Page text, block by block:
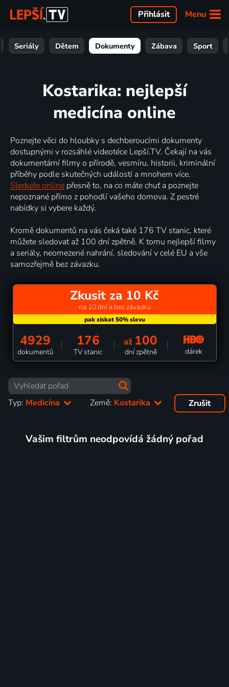
Menu
Přihlásit
Seriály Dětem Dokumenty Zábava Sport
Kostarika: nejlepší
medicína online
Poznejte věci do hloubky s dechberoucími dokumenty
dostupnými v rozsáhlé videotéce Lepší.TV. Čekají na vás
dokumentární filmy o přírodě, vesmíru, historii, kriminální
příběhy podle skutečných událostí a mnohem více.
Sledujte online přesně to, na co máte chuť a poznejte
nepoznané přímo z pohodlí vašeho domova. Z pestré
nabídky si vybere každý.
Kromě dokumentů na vás čeká také 176 TV stanic, které
můžete sledovat až 100 dní zpětně. K tomu nejlepší filmy
a seriály, neomezené nahrání, sledování v celé EU a vše
samozřejmě bez závazku.
Zkusit za 10 Kč
na 10 dní a bez závazku
4929
dokumentů
176
TV stanic
až 100
dní zpětně dárek
Typ: Medicína Země: Kostarika Zrušit
Vašim filtrům neodpovídá žádný pořad